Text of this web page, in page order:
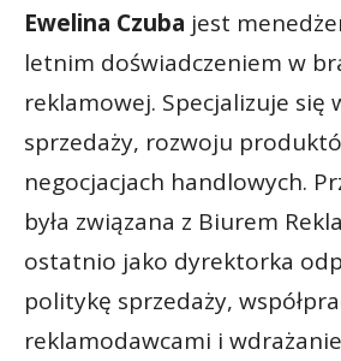
Ewelina Czuba jest
letnim doświadczeniem w
reklamowej. Specjalizuje się
sprzedaży, rozwoju
negocjacjach handlowych.
była związana z Biurem
ostatnio jako dyrektorka
politykę sprzedaży,
reklamodawcami i wdrażanie